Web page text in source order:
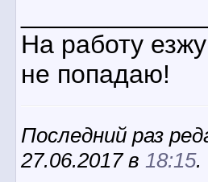
На работу
не попадаю!
Последний раз
27.06.2017 в 18:15.